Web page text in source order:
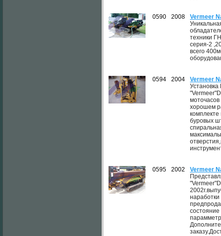
0590 2008
Vermeer
техники
серия-2
всего
0594 2004
Vermeer
моточасов
хорошем
комплекте
буровых
0595 2002
Vermeer
состояние